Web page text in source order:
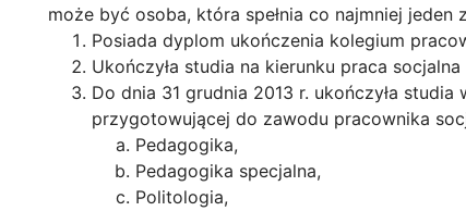
może być osoba, która spełnia co najmniej
Posiada dyplom ukończenia kolegium
Ukończyła studia na kierunku praca
Do dnia 31 grudnia 2013 r. ukończyła studia
przygotowującej do zawodu pracownika
Pedagogika,
Pedagogika specjalna,
Politologia,